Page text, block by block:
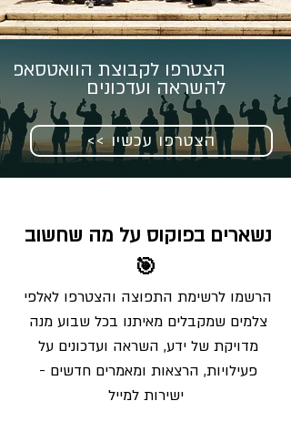
הצטרפו לקבוצת הוואטסאפ
להשראה ועדכונים
<< הצטרפו עכשיו
🎯
ישירות למייל